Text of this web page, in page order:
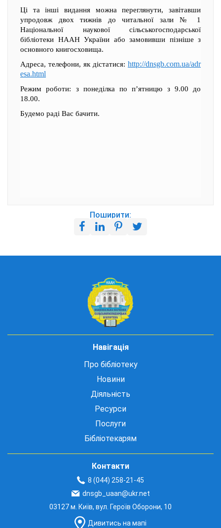
Ці та інші видання можна переглянути, завітавши
упродовж двох тижнів до читальної зали № 1
Національної наукової сільськогосподарської
бібліотеки НААН України або замовивши пізніше з
основного книгосховища.
Адреса, телефони, як дістатися: http://dnsgb.com.ua/adr
esa.html
Режим роботи: з понеділка по п’ятницю з 9.00 до
18.00.
Будемо раді Вас бачити.
Поширити:
Навігація
Про бібліотеку
Новини
Діяльність
Ресурси
Послуги
Бібліотекарям
Контакти
8 (044) 258-21-45
dnsgb_uaan@ukr.net
03127 м. Київ, вул. Героїв Оборони, 10
Дивитись на мапі